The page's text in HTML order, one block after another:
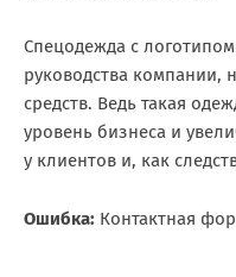
Спецодежда с
руководства компании,
средств. Ведь такая
уровень бизнеса и
у клиентов и, как
Ошибка: Контактная